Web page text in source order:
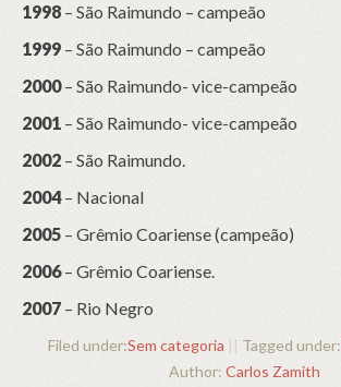
1998 – São Raimundo – campeão
1999 – São Raimundo – campeão
2000– São Raimundo- vice-campeão
2001 – São Raimundo- vice-campeão
2002 – São Raimundo.
2004– Nacional
2005 – Grêmio Coariense (campeão)
2006– Grêmio Coariense.
2007 – Rio Negro
Filed under:Sem categoria || Tagged under:
Author: Carlos Zamith